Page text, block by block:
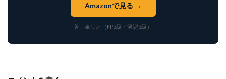
Amazonで見る →
著：泉リオ（FP3級・簿記3級）